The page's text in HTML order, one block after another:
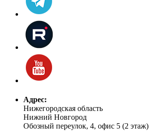
Адрес:
Нижегородская область
Нижний Новгород
Обозный переулок, 4, офис 5 (2 этаж)